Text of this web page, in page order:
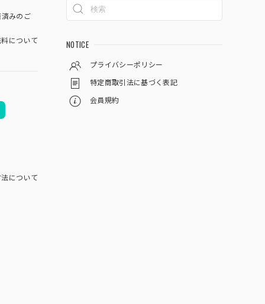
みのご
について
について
NOTICE
プライバシーポリシー
特定商取引法に基づく表記
会員規約